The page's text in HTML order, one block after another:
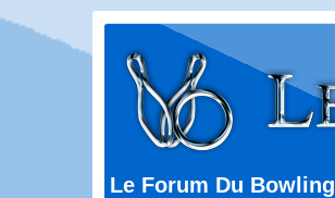
Le Forum Du Bowling